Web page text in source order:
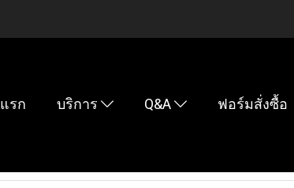
รก บริการ Q&A ฟอร์มสั่งซื้อ